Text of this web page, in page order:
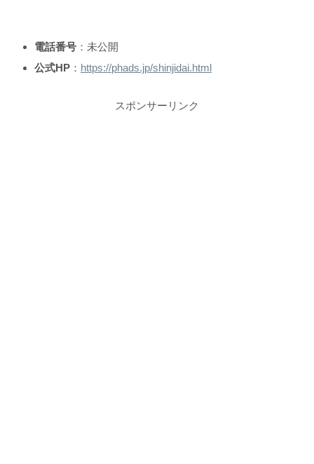
電話番号 ：未公開
公式HP ： https://phads.jp/shinjidai.html
スポンサーリンク